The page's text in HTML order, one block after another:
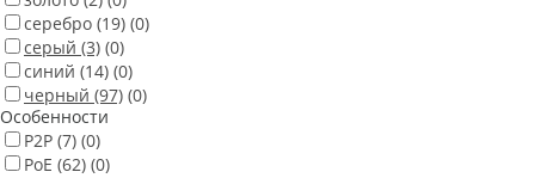
серебро (19) (0)
серый (3) (0)
синий (14) (0)
черный (97) (0)
Особенности
P2P (7) (0)
PoE (62) (0)